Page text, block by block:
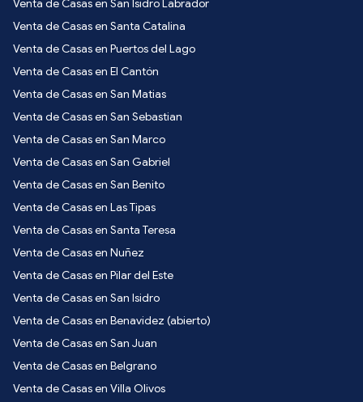
Venta de Casas en San Isidro Labrador
Venta de Casas en Santa Catalina
Venta de Casas en Puertos del Lago
Venta de Casas en El Cantón
Venta de Casas en San Matias
Venta de Casas en San Sebastian
Venta de Casas en San Marco
Venta de Casas en San Gabriel
Venta de Casas en San Benito
Venta de Casas en Las Tipas
Venta de Casas en Santa Teresa
Venta de Casas en Nuñez
Venta de Casas en Pilar del Este
Venta de Casas en San Isidro
Venta de Casas en Benavidez (abierto)
Venta de Casas en San Juan
Venta de Casas en Belgrano
Venta de Casas en Villa Olivos